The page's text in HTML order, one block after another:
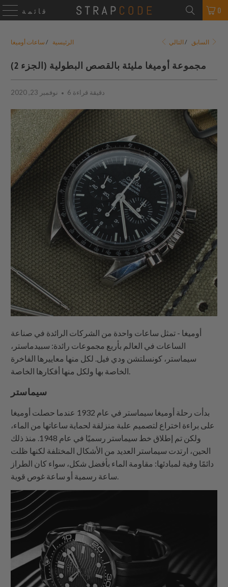
قائمة 0
الرئيسية / ساعات أوميغا السابق /
مجموعة أوميغا مليئة بالقصص البطولية (الجزء 2)
نوفمبر 23, 2020 6 دقيقة قراءة
أوميغا - تمثل ساعات واحدة من الشركات الرائدة في صناعة
الساعات في العالم بأربع مجموعات رائدة: سبيدماستر،
سيماستر، كونسلتشن ودي فيل. لكل منها معاييرها الفاخرة
سيماستر
بدأت رحلة أوميغا سيماستر في عام 1932 عندما حصلت أوميغا
على براءة اختراع لتصميم علبة منزلقة لحماية ساعاتها من الماء،
ولكن تم إطلاق خط سيماستر رسميًا في عام 1948. منذ ذلك
الحين، ارتدت سيماستر العديد من الأشكال المختلفة لكنها ظلت
دائمًا وفية لمبادئها: مقاومة الماء بأفضل شكل، سواء كان الطراز